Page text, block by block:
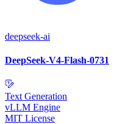
deepseek-ai
DeepSeek-V4-Flash-0731
Text Generation
vLLM Engine
MIT License